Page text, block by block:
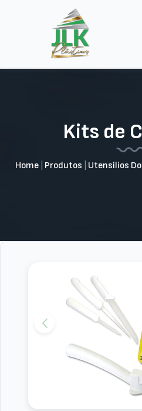
Kits de
Home| Produtos Utensílios